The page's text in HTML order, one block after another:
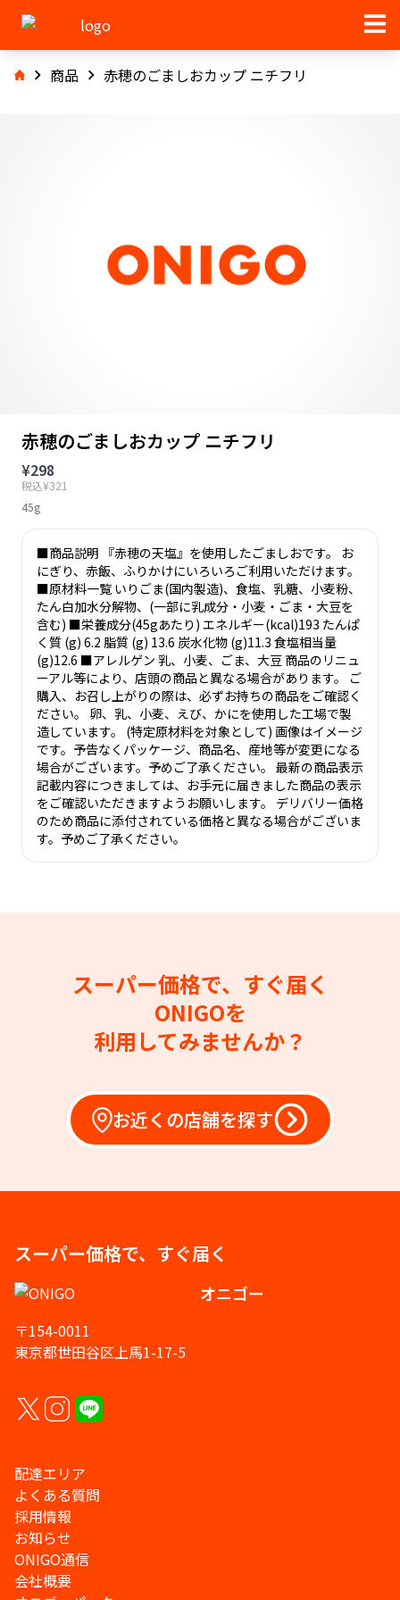
商品 赤穂のごましおカップ ニチフリ
赤穂のごましおカップ ニチフリ
¥298
税込¥321
45g
■商品説明 『赤穂の天塩』を使用したごましおです。 お
にぎり、赤飯、ふりかけにいろいろご利用いただけます。
■原材料一覧 いりごま(国内製造)、食塩、乳糖、小麦粉、
たん白加水分解物、(一部に乳成分・小麦・ごま・大豆を
含む) ■栄養成分(45gあたり) エネルギー(kcal)193 たんぱ
く質 (g) 6.2 脂質 (g) 13.6 炭水化物 (g)11.3 食塩相当量
(g)12.6 ■アレルゲン 乳、小麦、ごま、大豆 商品のリニュ
ーアル等により、店頭の商品と異なる場合があります。 ご
購入、お召し上がりの際は、必ずお持ちの商品をご確認く
ださい。 卵、乳、小麦、えび、かにを使用した工場で製
造しています。 (特定原材料を対象として) 画像はイメージ
です。予告なくパッケージ、商品名、産地等が変更になる
場合がございます。予めご了承ください。 最新の商品表示
記載内容につきましては、お手元に届きました商品の表示
をご確認いただきますようお願いします。 デリバリー価格
のため商品に添付されている価格と異なる場合がございま
す。予めご了承ください。
スーパー価格で、すぐ届く
ONIGOを
利用してみませんか？
お近くの店舗を探す
スーパー価格で、すぐ届く
オニゴー
〒154-0011
東京都世田谷区上馬1-17-5
配達エリア
よくある質問
採用情報
お知らせ
ONIGO通信
会社概要